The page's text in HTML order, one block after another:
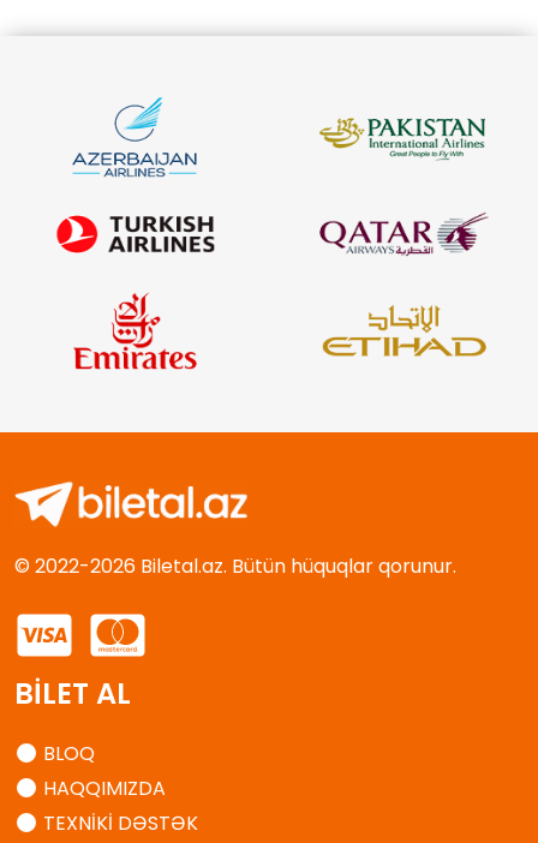
© 2022-2026 Biletal.az. Bütün hüquqlar qorunur.
BİLET AL
BLOQ
HAQQIMIZDA
TEXNİKİ DƏSTƏK